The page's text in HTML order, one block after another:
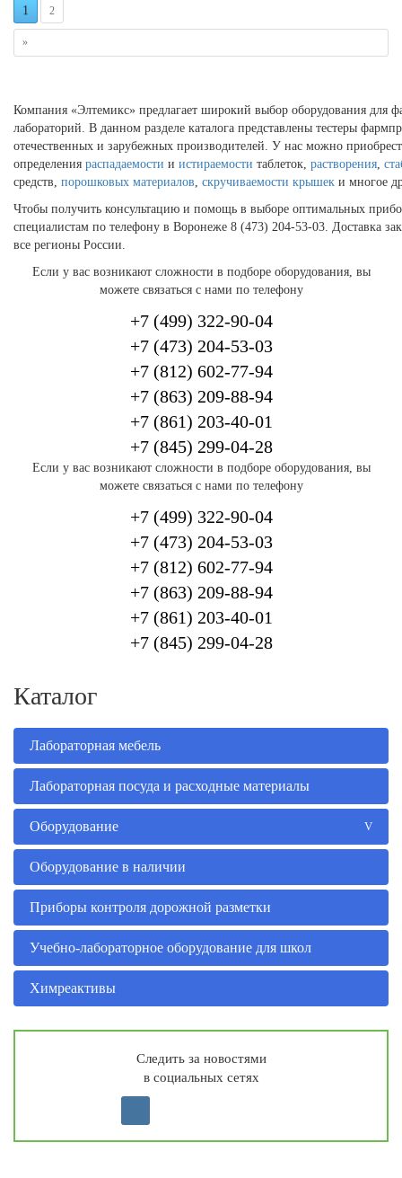
1 2
»
Компания «Элтемикс» предлагает широкий выбор оборудования для
лабораторий. В данном разделе каталога представлены тестеры
отечественных и зарубежных производителей. У нас можно
определения распадаемости и истираемости таблеток, растворения
средств, порошковых материалов скручиваемости крышек и многое
Чтобы получить консультацию и помощь в выборе оптимальных
специалистам по телефону в Воронеже 8 (473) 204-53-03. Доставка
все регионы России.
Если у вас возникают сложности в подборе оборудования, вы
можете связаться с нами по телефону
+7 (499) 322-90-04
+7 (473) 204-53-03
+7 (812) 602-77-94
+7 (863) 209-88-94
+7 (861) 203-40-01
+7 (845) 299-04-28
Если у вас возникают сложности в подборе оборудования, вы
можете связаться с нами по телефону
+7 (499) 322-90-04
+7 (473) 204-53-03
+7 (812) 602-77-94
+7 (863) 209-88-94
+7 (861) 203-40-01
+7 (845) 299-04-28
Каталог
Лабораторная мебель
Лабораторная посуда и расходные материалы
Оборудование
Оборудование в наличии
Приборы контроля дорожной разметки
Учебно-лабораторное оборудование для школ
Химреактивы
Следить за новостями
в социальных сетях